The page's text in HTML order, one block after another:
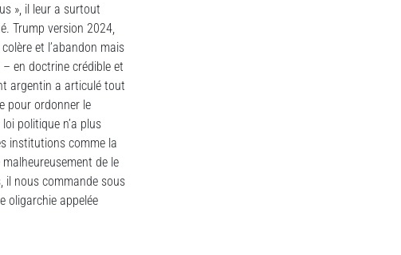
», il leur a surtout
Trump version 2024,
et l’abandon mais
en doctrine crédible et
argentin a articulé tout
pour ordonner le
politique n’a plus
institutions comme la
de le
il nous commande sous
oligarchie appelée